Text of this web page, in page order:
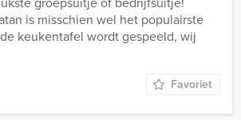
is misschien wel het populairste
keukentafel wordt gespeeld, wij
Favoriet